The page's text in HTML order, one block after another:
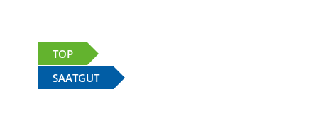
TOP
SAATGUT